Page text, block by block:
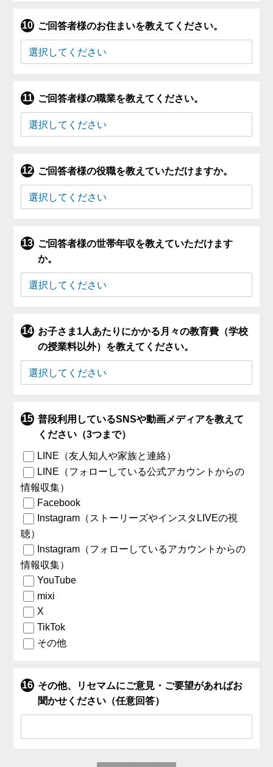
ご回答者様のお住まいを教えてください。
ご回答者様の職業を教えてください。
ご回答者様の役職を教えていただけますか。
ご回答者様の世帯年収を教えていただけます
か。
お子さま1人あたりにかかる月々の教育費（学校
の授業料以外）を教えてください。
普段利用しているSNSや動画メディアを教えて
ください（3つまで）
LINE（友人知人や家族と連絡）
LINE（フォローしている公式アカウントからの
情報収集）
Facebook
Instagram（ストーリーズやインスタLIVEの視
聴）
Instagram（フォローしているアカウントからの
情報収集）
YouTube
mixi
X
TikTok
その他
その他、リセマムにご意見・ご要望があればお
聞かせください（任意回答）